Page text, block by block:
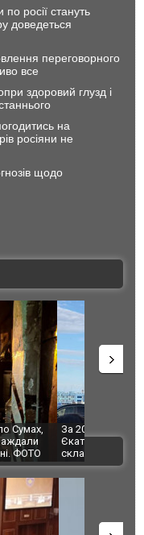
росії стануть
доведеться
переговорного
все
здоровий глузд і
на
росіяни не
щодо
з Україною: в
загорівся
"Мої